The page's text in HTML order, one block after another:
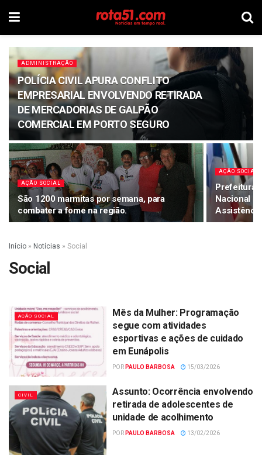
ADMINISTRAÇÃO
POLÍCIA CIVIL APURA CONFLITO
EMPRESARIAL ENVOLVENDO RETIRADA
DE MERCADORIAS DE GALPÃO
COMERCIAL EM PORTO SEGURO
AÇÃO SOCIAL
São 1200 marmitas por semana, para
combater a fome na região.
AÇÃO SOCIAL
Prefeitura
Nacional
Início » Notícias » Social
Social
AÇÃO SOCIAL
Mês da Mulher: Programação
segue com atividades
esportivas e ações de cuidado
em Eunápolis
POR PAULO BARBOSA 15/03/2026
CIVIL
Assunto: Ocorrência envolvendo
retirada de adolescentes de
unidade de acolhimento
POR PAULO BARBOSA 13/02/2026